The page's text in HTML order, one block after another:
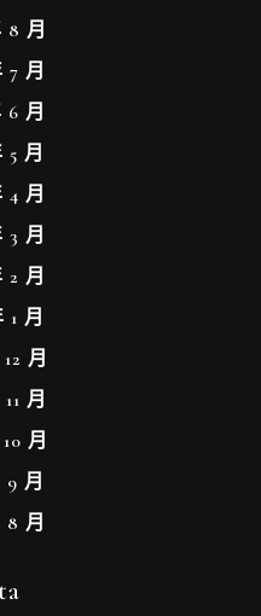
8 月
7 月
6 月
5 月
4 月
3 月
2 月
1 月
月
月
月
9 月
8 月